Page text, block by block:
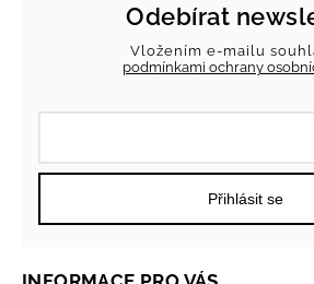
Odebírat
Vložením e-mailu
podmínkami ochrany
Přihlásit se